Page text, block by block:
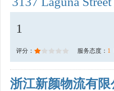
1
评分： 服务态度： 1
浙江新颜物流有限